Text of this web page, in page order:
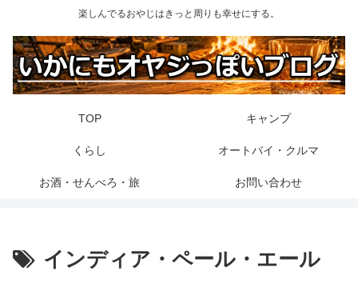
楽しんでるおやじはきっと周りも幸せにする。
TOP キャンプ
くらし オートバイ・クルマ
お酒・せんべろ・旅 お問い合わせ
インディア・ペール・エール